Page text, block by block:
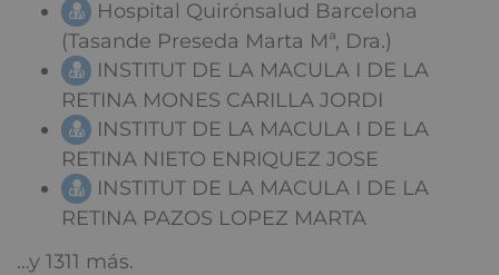
Hospital Quirónsalud Barcelona
(Tasande Preseda Marta Mª, Dra.)
INSTITUT DE LA MACULA I DE LA
RETINA MONES CARILLA JORDI
INSTITUT DE LA MACULA I DE LA
RETINA NIETO ENRIQUEZ JOSE
INSTITUT DE LA MACULA I DE LA
RETINA PAZOS LOPEZ MARTA
…y 1311 más.